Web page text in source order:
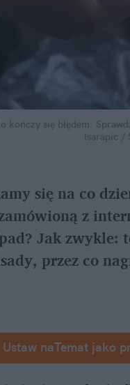
kończy się błędem.
Isarapic /
się na co
z
Jak zwykle:
przez co
Ustaw naTemat jako